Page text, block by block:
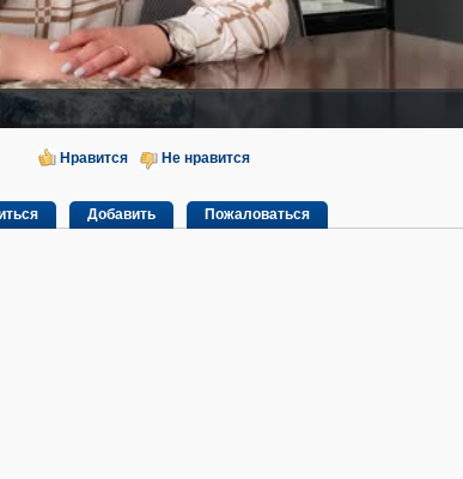
Нравится Не нравится
Добавить Пожаловаться